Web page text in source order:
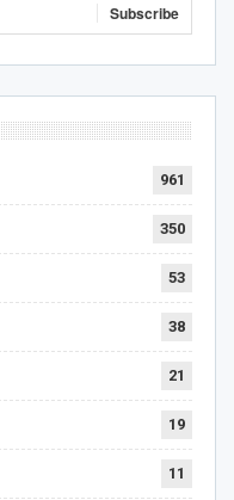
Subscribe
961
350
53
38
21
19
11